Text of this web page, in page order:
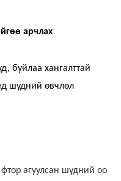
арчлах
буйлаа хангалттай
шүдний өвчлөл
агуулсан шүдний оо